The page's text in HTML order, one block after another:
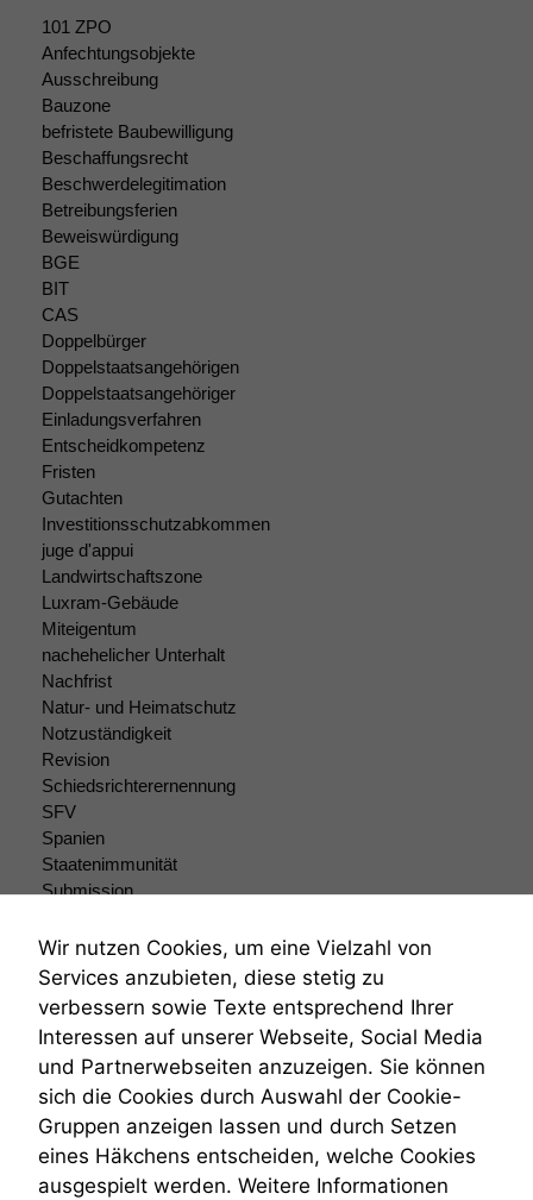
101 ZPO
Anfechtungsobjekte
Ausschreibung
Bauzone
befristete Baubewilligung
Beschaffungsrecht
Beschwerdelegitimation
Betreibungsferien
Beweiswürdigung
BGE
BIT
CAS
Doppelbürger
Doppelstaatsangehörigen
Doppelstaatsangehöriger
Einladungsverfahren
Entscheidkompetenz
Fristen
Gutachten
Investitionsschutzabkommen
juge d'appui
Landwirtschaftszone
Luxram-Gebäude
Miteigentum
nachehelicher Unterhalt
Nachfrist
Natur- und Heimatschutz
Notzuständigkeit
Revision
Schiedsrichterernennung
SFV
Spanien
Staatenimmunität
Submission
Teilungsklage
Venezuela
VRK
Wiederherstellungsanordnung
Zivilprozessordnung
ZPO
Zustellfiktion
Zuständigkeit
Öffentliches Personalrecht
Öffentlichkeitsprinzip
Wir nutzen Cookies, um eine Vielzahl von
Services anzubieten, diese stetig zu
verbessern sowie Texte entsprechend Ihrer
Interessen auf unserer Webseite, Social Media
und Partnerwebseiten anzuzeigen. Sie können
sich die Cookies durch Auswahl der Cookie-
Gruppen anzeigen lassen und durch Setzen
eines Häkchens entscheiden, welche Cookies
ausgespielt werden. Weitere Informationen
Einige
Funktionen auf
dieser Website
sind optional.
Wenn Sie
diese Option
deaktivieren,
kann die
Website nicht
zu 100%
funktionieren.